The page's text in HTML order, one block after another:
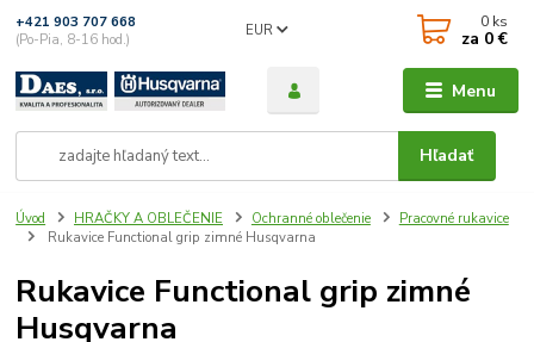
Menu
EUR
Hľadať
+421 903 707 668
(Po-Pia, 8-16 hod.)
0 ks
za 0 €
Úvod HRAČKY A OBLEČENIE Ochranné oblečenie
Pracovné rukavice
Rukavice Functional grip zimné Husqvarna
Rukavice Functional grip zimné
Husqvarna